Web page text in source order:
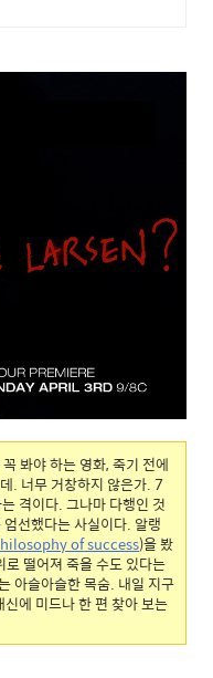
봐야 하는 영화, 죽기 전에
. 너무 거창하지 않은가. 7
격이다. 그나마 다행인 것
선했다는 사실이다. 알랭
of success)을 봤
떨어져 죽을 수도 있다는
아슬아슬한 목숨. 내일 지구
에 미드나 한 편 찾아 보는